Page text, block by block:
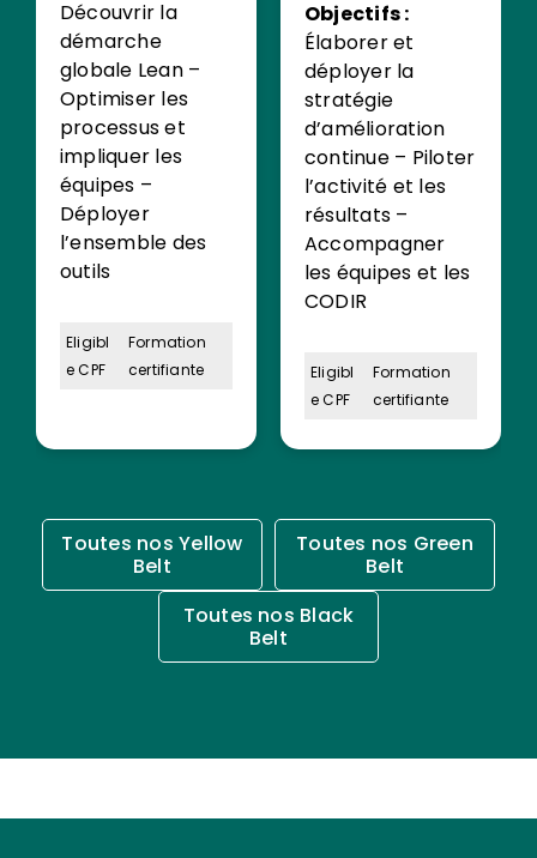
Découvrir la
démarche
globale Lean –
Optimiser les
processus et
impliquer les
équipes –
Déployer
l’ensemble des
outils
Eligibl
e CPF
Formation
certifiante
Objectifs :
Élaborer et
déployer la
stratégie
d’amélioration
continue – Piloter
l’activité et les
résultats –
Accompagner
les équipes et les
CODIR
Eligibl
e CPF
Formation
certifiante
Toutes nos Yellow
Belt
Toutes nos Green
Belt
Toutes nos Black
Belt